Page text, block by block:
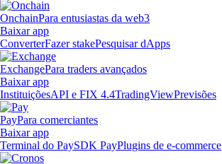
OnchainPara entusiastas da web3
Baixar app
ConverterFazer stakePesquisar dApps
ExchangePara traders avançados
Baixar app
InstituiçõesAPI e FIX 4.4TradingViewPrevisões
PayPara comerciantes
Baixar app
Terminal do PaySDK PayPlugins de e-commerce